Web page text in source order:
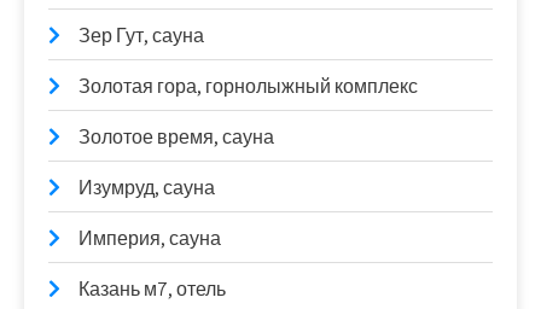
Зер Гут, сауна
Золотая гора, горнолыжный комплекс
Золотое время, сауна
Изумруд, сауна
Империя, сауна
Казань м7, отель